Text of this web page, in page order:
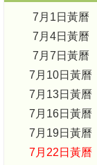
7月1日黃曆
7月4日黃曆
7月7日黃曆
7月10日黃曆
7月13日黃曆
7月16日黃曆
7月19日黃曆
7月22日黃曆